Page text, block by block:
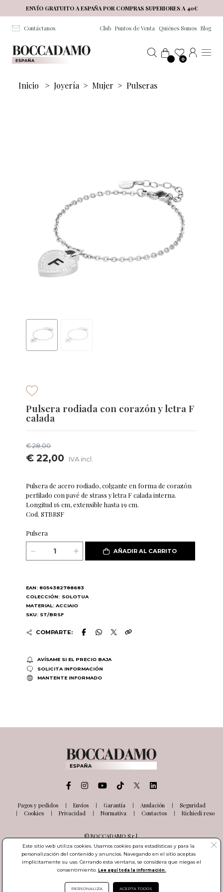
Salta al contenuto principale
ENVÍO GRATUITO A ESPAÑA POR COMPRAS SUPERIORES A 40€
Contáctanos Club Puntos de Venta Quiénes Somos Blog
0
Inicio > Joyería > Mujer > Pulseras
Pulsera rodiada con corazón y letra F
calada
€ 28,00
€ 22,00 IVA incl.
Pulsera de acero rodiado, colgante en forma de corazón
perfilado con pavé de strass y letra F calada interna.
Longitud 16 cm, extensible hasta 19 cm.
Cod. STBRSF
Pulsera
AÑADIR AL CARRITO
EAN: 8054382788683
COLECCIÓN: SOLOTUA
MATERIAL: ACCIAIO
SKU: ST/BRSF
COMPARTE:
AVÍSAME SI EL PRECIO BAJA
SOLICITA INFORMACIÓN
MANTENTE INFORMADO
Pagos y pedidos Envíos Garantía Anulación
Seguridad
Cookies
Privacidad Normativa Contactos Richiedi reso
© BOCCADAMO S.r.l.
Via delle Industrie, 26
03100 Frosinone (FR) Italia
Número de IVA IT01985000601
Este sitio web utiliza cookies. Usamos cookies para estadísticas y para la
personalización del contenido y anuncios. Navegando en el sitio aceptas
implícitamente su uso. Cerrando esta ventana, se considera que niegas el
consentimiento. Lee aquí toda la información.
PERSONALIZA ACEPTA TODOS